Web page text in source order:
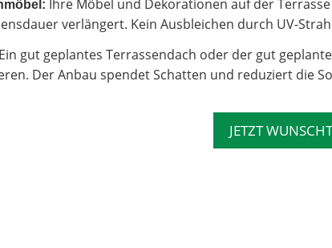
Ihre Möbel und Dekorationen auf der
verlängert. Kein Ausbleichen durch UV-
Ein gut geplantes Terrassendach oder der gut
Der Anbau spendet Schatten und reduziert die
JETZT